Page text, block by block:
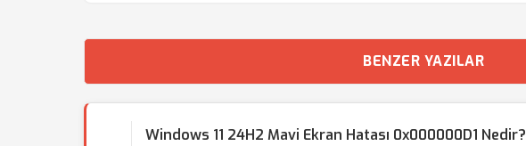
BENZER YAZILAR
Windows 11 24H2 Mavi Ekran Hatası 0x000000D1 Nedir?